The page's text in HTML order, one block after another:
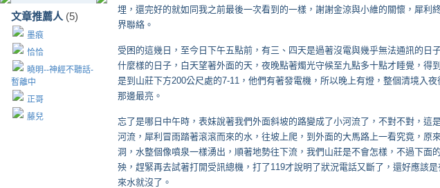
文章推薦人 (5)
墨痕
恰恰
曉明--神經不聽話-
暫離中
正哥
藤兒
埋，還完好的就如同我之前最後一次看到的一樣，謝謝金涼與小維的關懷，犀利
界聯絡。
受困的這幾日，至今日下午五點前，有三、四天是過著沒電與幾乎無法通訊的日
什麼樣的日子，白天望著外面的天，夜晚點著燭光守候至九點多十點才睡覺，得
是到山莊下方200公尺處的7-11，他們有著發電機，所以晚上有燈，整個清境入
那邊最亮。
忘了是哪日中午時，表妹說著我們外面斜坡的路變成了小河流了，不對不對，這
河流，犀利冒雨踏著滾滾而來的水，往坡上爬，到外面的大馬路上一看究竟，原
洞，水整個像噴泉一樣湧出，順著地勢往下流，我們山莊是不會怎樣，不過下面
殃，趕緊再去試著打開受訊總機，打了119才說明了狀況電話又斷了，還好應該
來水就沒了。